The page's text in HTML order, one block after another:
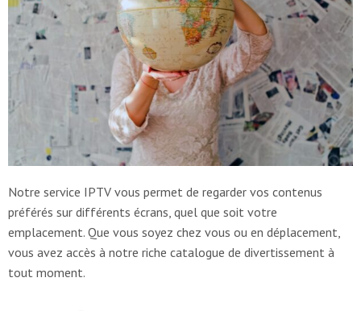
Notre service IPTV vous permet de regarder vos contenus
préférés sur différents écrans, quel que soit votre
emplacement. Que vous soyez chez vous ou en déplacement,
vous avez accès à notre riche catalogue de divertissement à
tout moment.